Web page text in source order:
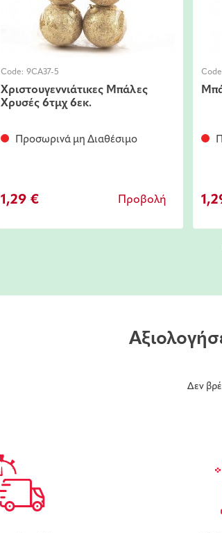
Code: 9CA37-5
Χριστουγεννιάτικες Μπάλες
Χρυσές 6τμχ 6εκ.
Προσωρινά μη Διαθέσιμο
1,29 € Προβολή
Δεν